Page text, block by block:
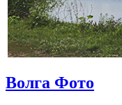
Волга Фото